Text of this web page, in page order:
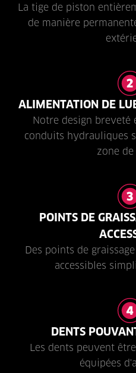
La tige de piston
de manière
ALIMENTATION DE
Notre design breveté
conduits hydrauliques
zone
POINTS DE
Des points de
accessibles
DENTS
Les dents peuvent
équipées